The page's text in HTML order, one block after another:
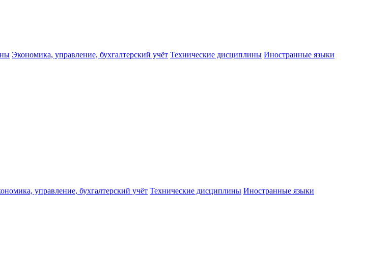
Экономика, управление, бухгалтерский учёт Технические дисциплины Иностранные языки
управление, бухгалтерский учёт Технические дисциплины Иностранные языки